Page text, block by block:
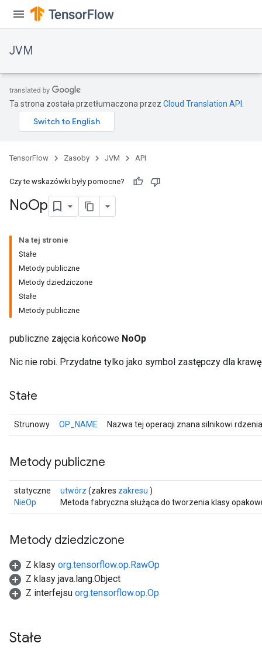
JVM
Ta strona została przetłumaczona przez Cloud Translation API
TensorFlow Zasoby JVM API
Czy te wskazówki były pomocne?
NoOp
Na tej stronie
Stałe
Metody publiczne
Metody dziedziczone
Stałe
Metody publiczne
publiczne zajęcia końcowe NoOp
Nic nie robi. Przydatne tylko jako symbol zastępczy dla
Stałe
Strunowy OP_NAME Nazwa tej operacji znana silnikowi
Metody publiczne
statyczne
NieOp
utwórz (zakres zakresu )
Metoda fabryczna służąca do tworzenia klasy
Metody dziedziczone
Z klasy org.tensorflow.op.RawOp
Z klasy java.lang.Object
Z interfejsu org.tensorflow.op.Op
Stałe